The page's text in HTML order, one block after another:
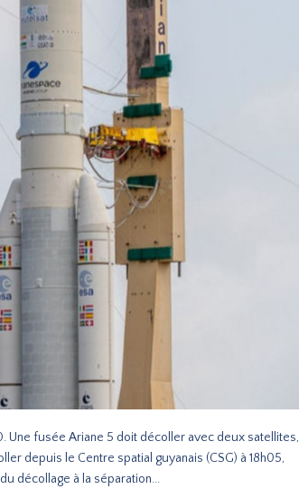
fusée Ariane 5 doit décoller avec deux satellites,
depuis le Centre spatial guyanais (CSG) à 18h05,
décollage à la séparation...